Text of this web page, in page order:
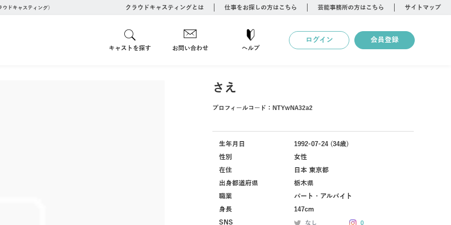
ドキャスティング） クラウドキャスティングとは 仕事をお探しの方はこちら 芸能事務所の方はこちら サイトマップ
キャストを探す お問い合わせ ヘルプ
ログイン 会員登録
さえ
プロフィールコード： NTYwNA32a2
生年月日
1992-07-24 (34歳)
性別
女性
在住
日本 東京都
出身都道府県
栃木県
職業
パート・アルバイト
身長
147cm
SNS
なし 0